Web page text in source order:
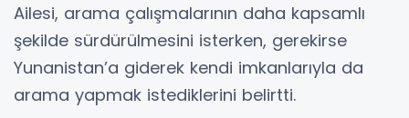
Ailesi, arama çalışmalarının daha kapsamlı
şekilde sürdürülmesini isterken, gerekirse
Yunanistan’a giderek kendi imkanlarıyla da
arama yapmak istediklerini belirtti.